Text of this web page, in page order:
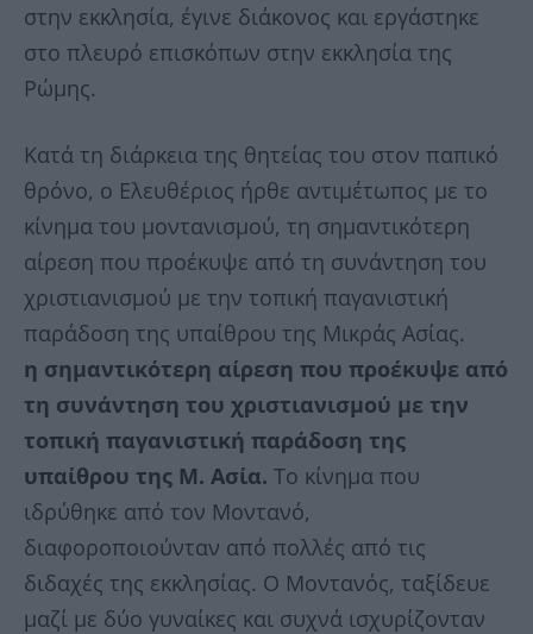
στην εκκλησία, έγινε διάκονος και εργάστηκε
στο πλευρό επισκόπων στην εκκλησία της
Ρώμης.
Κατά τη διάρκεια της θητείας του στον παπικό
θρόνο, ο Ελευθέριος ήρθε αντιμέτωπος με το
κίνημα του μοντανισμού, τη σημαντικότερη
αίρεση που προέκυψε από τη συνάντηση του
χριστιανισμού με την τοπική παγανιστική
παράδοση της υπαίθρου της Μικράς Ασίας.
η σημαντικότερη αίρεση που προέκυψε από
τη συνάντηση του χριστιανισμού με την
τοπική παγανιστική παράδοση της
υπαίθρου της Μ. Ασία. Το κίνημα που
ιδρύθηκε από τον Μοντανό,
διαφοροποιούνταν από πολλές από τις
διδαχές της εκκλησίας. Ο Μοντανός, ταξίδευε
μαζί με δύο γυναίκες και συχνά ισχυρίζονταν